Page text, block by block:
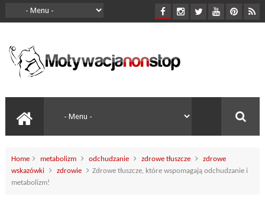
Home metabolizm odchudzanie zdrowe tłuszcze
zdrowe
wskazówki
zdrowie
Zdrowe tłuszcze, które wspomagają odchudzanie i
metabolizm!